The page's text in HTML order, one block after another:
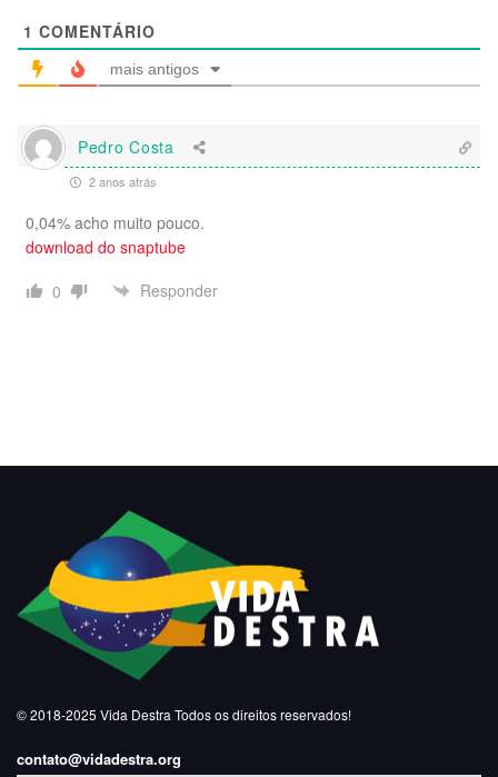
1 COMENTÁRIO
mais antigos
Pedro Costa
2 anos atrás
0,04% acho muito pouco.
download do snaptube
0
Responder
© 2018-2025 Vida Destra Todos os direitos reservados!
contato@vidadestra.org